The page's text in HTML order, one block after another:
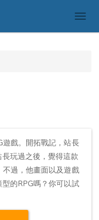
戲。開拓戰記，站長
玩過之後，覺得這款
過，他畫面以及遊戲
的RPG嗎？你可以試